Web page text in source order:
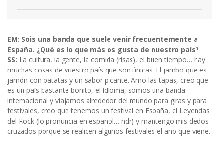
EM: Sois una banda que suele venir frecuentemente a
España. ¿Qué es lo que más os gusta de nuestro país?
SS: La cultura, la gente, la comida (risas), el buen tiempo… hay
muchas cosas de vuestro país que son únicas. El jambo que es
jamón con patatas y un sabor picante. Amo las tapas, creo que
es un país bastante bonito, el idioma, somos una banda
internacional y viajamos alrededor del mundo para giras y para
festivales, creo que tenemos un festival en España, el Leyendas
del Rock (lo pronuncia en español… ndr) y mantengo mis dedos
cruzados porque se realicen algunos festivales el año que viene.